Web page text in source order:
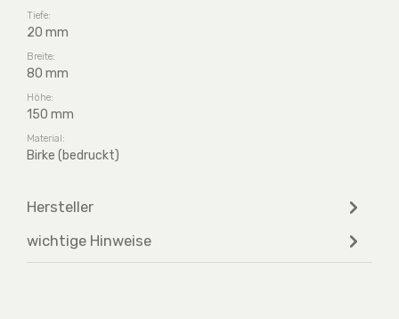
Tiefe:
20 mm
Breite:
80 mm
Höhe:
150 mm
Material:
Birke (bedruckt)
Hersteller
wichtige Hinweise